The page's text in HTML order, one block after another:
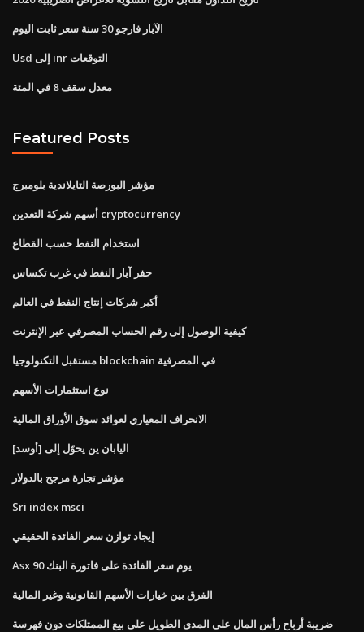
الآبار فارجو 30 سنة سعر ثابت اليوم
Usd إلى inr التوقعات
معدل سقف 8 في المئة
Featured Posts
مؤشر البورصة التايلاندية بلومبرج
أسهم شركة التعدين cryptocurrency
استخدام النفط حسب القطاع
حفر آبار النفط في غرب تكساس
أكبر شركات إنتاج النفط في العالم
كيفية الوصول إلى رقم الحساب المصرفي عبر الإنترنت
مستقبل التكنولوجيا blockchain في المصرفية
نوع استثمارات الأسهم
الانحراف المعياري لعوائد سوق الأوراق المالية
اليابان ين يحوّل إلى [أوسد]
مؤشر تجارة مرجح بالدولار
Sri index msci
إيجاد توازن سعر الفائدة الحقيقي
Asx 90 يوم سعر الفائدة على فاتورة البنك
الفرق بين خيارات الأسهم القانونية وغير المالية
ضريبة أرباح رأس المال على المدى الطويل على بيع الممتلكات دون فهرسة